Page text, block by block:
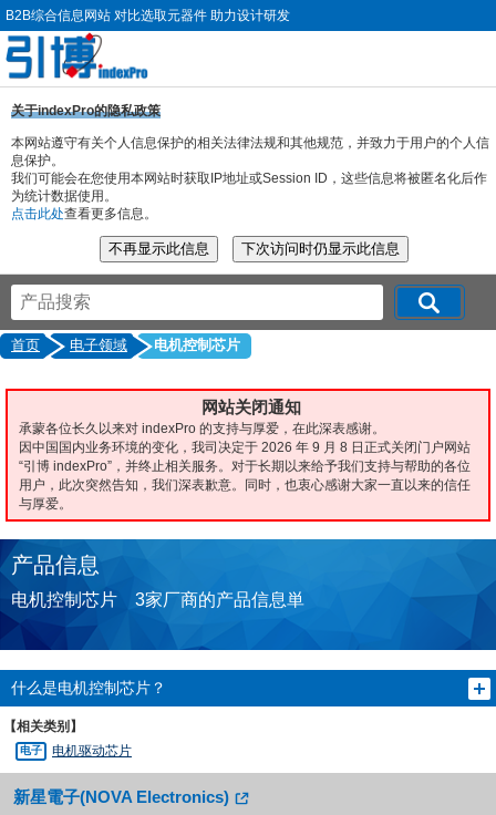
B2B综合信息网站 对比选取元器件 助力设计研发
关于indexPro的隐私政策
本网站遵守有关个人信息保护的相关法律法规和其他规范，并致力于用户的个人信
息保护。
我们可能会在您使用本网站时获取IP地址或Session ID，这些信息将被匿名化后作
为统计数据使用。
点击此处查看更多信息。
首页 电子领域 电机控制芯片
网站关闭通知
承蒙各位长久以来对 indexPro 的支持与厚爱，在此深表感谢。
因中国国内业务环境的变化，我司决定于 2026 年 9 月 8 日正式关闭门户网站
“引博 indexPro”，并终止相关服务。对于长期以来给予我们支持与帮助的各位
用户，此次突然告知，我们深表歉意。同时，也衷心感谢大家一直以来的信任
与厚爱。
产品信息
电机控制芯片 3家厂商的产品信息単
什么是电机控制芯片？
【相关类别】
电机驱动芯片
新星電子(NOVA Electronics)